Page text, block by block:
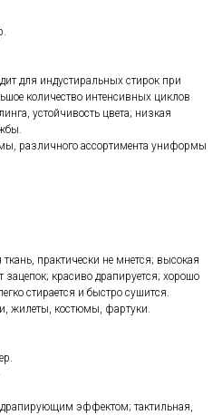
для индустиральных стирок при
количество интенсивных циклов
устойчивость цвета; низкая
различного ассортимента униформы
ткань, практически не мнется; высокая
красиво драпируется; хорошо
стирается и быстро сушится.
жилеты, костюмы, фартуки.
эффектом; тактильная,